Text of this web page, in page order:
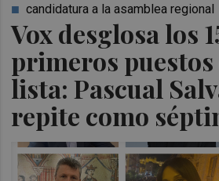
Vox desglosa los
primeros puestos
lista: Pascual
repite como
candidatura a la asamblea regional